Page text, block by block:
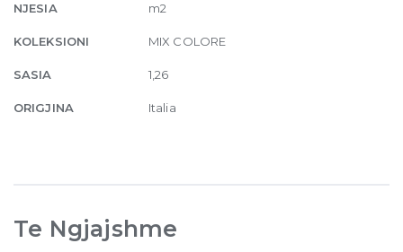
NJESIA m2
KOLEKSIONI MIX COLORE
SASIA 1,26
ORIGJINA Italia
Te Ngjajshme